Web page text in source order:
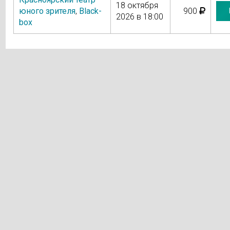
юного зрителя, Black-
box
18 октября
2026 в 18:00
900